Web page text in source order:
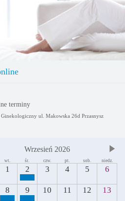
terminy
ul. Makowska 26d Przasnysz
Wrzesień 2026
wt. śr. czw. pt. sob. niedz.
1 2 3 4 5 6
8 9 10 11 12 13